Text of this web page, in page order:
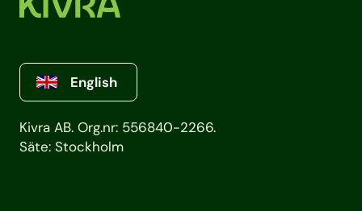
Kivra AB. Org.nr: 556840-2266.
Säte: Stockholm
English